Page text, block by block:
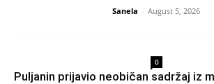
Sanela - August 5, 2026
0
Puljanin prijavio neobičan sadržaj iz